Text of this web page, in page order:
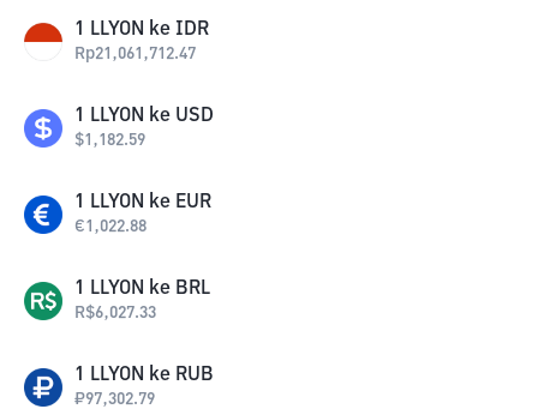
1 LLYON ke IDR
Rp21,061,712.47
1 LLYON ke USD
$1,182.59
1 LLYON ke EUR
€1,022.88
1 LLYON ke BRL
R$6,027.33
1 LLYON ke RUB
₽97,302.79